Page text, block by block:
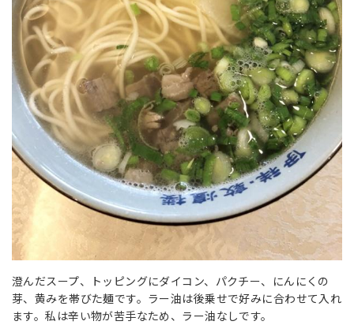
澄んだスープ、トッピングにダイコン、パクチー、にんにくの
芽、黄みを帯びた麺です。ラー油は後乗せで好みに合わせて入れ
ます。私は辛い物が苦手なため、ラー油なしです。